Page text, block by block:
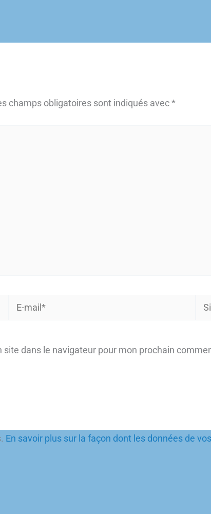
champs obligatoires sont indiqués avec*
Site
dans le navigateur pour mon prochain
En savoir plus sur la façon dont les données de